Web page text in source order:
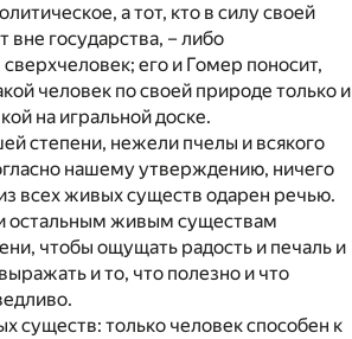
а тот, кто в силу своей
вне государства, – либо
его и Гомер поносит,
человек по своей природе только и
на игральной доске.
степени, нежели пчелы и всякого
нашему утверждению, ничего
всех живых существ одарен речью.
остальным живым существам
чтобы ощущать радость и печаль и
и то, что полезно и что
существ: только человек способен к